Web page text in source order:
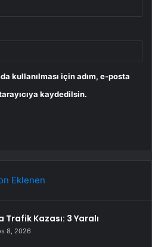
kullanılması için adım, e-posta
kaydedilsin.
Eklenen
Trafik Kazası: 3 Yaralı
8, 2026